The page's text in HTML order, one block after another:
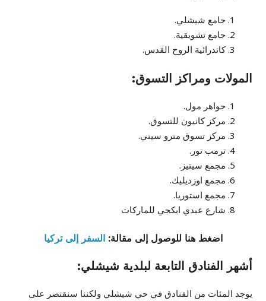
جامع شيشلي‎.‎
جامع تشويقية‎.‎
كاتدرائية الروح القدس‎.‎
المولات ومراكز التسوق:
جواهر مول‎.‎
مركز كانيون للتسوق‎.‎
مركز تسوق مترو سيتي‎.‎
ترمب تور.
مجمع سيتيز.
مجمع اوزديليك.
مجمع استوريا.
شارع عبدي ابكجي للماركات
اضغط هنا للوصول إلى مقالة: السفر إلى تركيا
أشهر الفنادق التابعة لبلدية شيشلي:
يوجد المئات من الفنادق في حي شيشلي ولكننا سنقتصر على